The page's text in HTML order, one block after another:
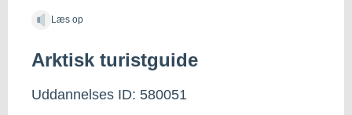
Læs op
Arktisk turistguide
Uddannelses ID: 580051